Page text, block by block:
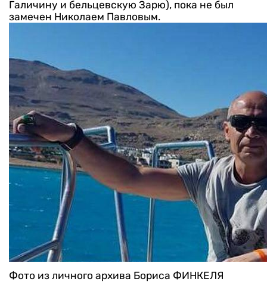
Галичину и бельцевскую Зарю), пока не был
замечен Николаем Павловым.
Фото из личного архива Бориса ФИНКЕЛЯ